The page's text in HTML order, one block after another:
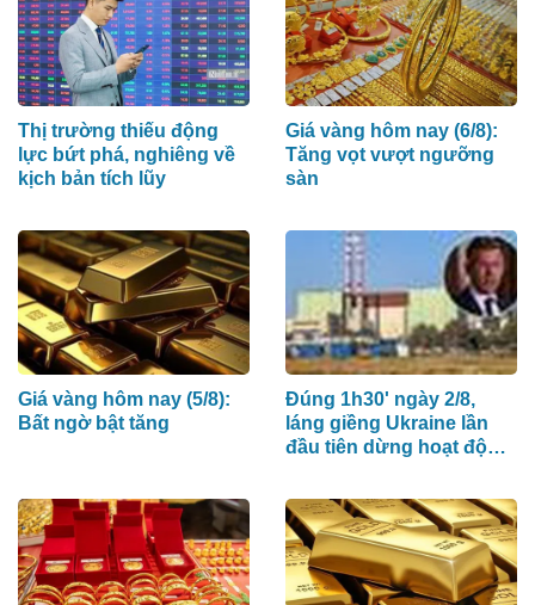
Thị trường thiếu động
lực bứt phá, nghiêng về
kịch bản tích lũy
Giá vàng hôm nay (6/8):
Tăng vọt vượt ngưỡng
sàn
Giá vàng hôm nay (5/8):
Bất ngờ bật tăng
Đúng 1h30' ngày 2/8,
láng giềng Ukraine lần
đầu tiên dừng hoạt động
do Nga xây dựng